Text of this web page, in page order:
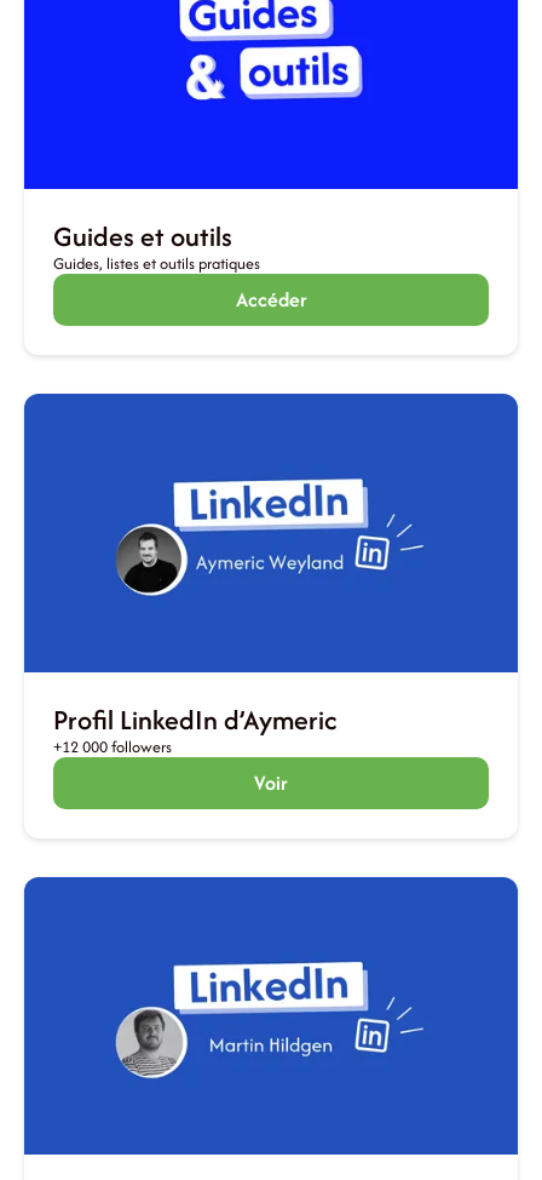
Guides et outils
Guides, listes et outils pratiques
Accéder
Profil LinkedIn d’Aymeric
+12 000 followers
Voir